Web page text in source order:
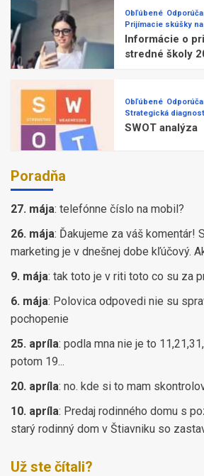
Obľúbené
Prijímacie skúšky
Informácie o
stredné školy
Obľúbené
Strategická
SWOT analýza
Poradňa
27. mája: telefónne číslo na mobil?
26. mája: Ďakujeme za váš komentár!
marketing je v dnešnej dobe kľúčový.
9. mája: tak toto je v riti toto co su za
6. mája: Polovica odpovedi nie su
pochopenie
25. apríla: podla mna nie je to
potom 19...
20. apríla: no. kde si to mam
10. apríla: Predaj rodinného domu s
starý rodinný dom v Štiavniku so
Už ste čítali?